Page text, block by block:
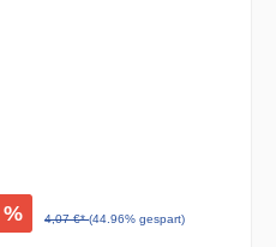
% 4,07 €*(44.96% gespart)